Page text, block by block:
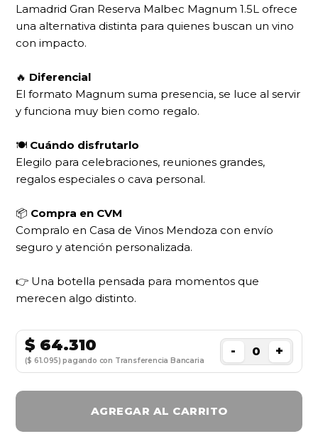
Lamadrid Gran Reserva Malbec Magnum 1.5L ofrece
una alternativa distinta para quienes buscan un vino
con impacto.
🔥 Diferencial
El formato Magnum suma presencia, se luce al servir
y funciona muy bien como regalo.
🍽 Cuándo disfrutarlo
Elegilo para celebraciones, reuniones grandes,
regalos especiales o cava personal.
📦 Compra en CVM
Compralo en Casa de Vinos Mendoza con envío
seguro y atención personalizada.
👉 Una botella pensada para momentos que
merecen algo distinto.
$64.310
($ 61.095) pagando con Transferencia Bancaria
- +
AGREGAR AL CARRITO